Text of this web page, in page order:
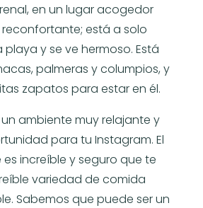
en un lugar acogedor
está a solo
y se ve hermoso. Está
palmeras y columpios, y
zapatos para estar en él.
ambiente muy relajante y
para tu Instagram. El
increíble y seguro que te
variedad de comida
Sabemos que puede ser un